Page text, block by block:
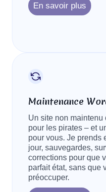
En savoir plus
Maintenance
Un site non
pour les pirates – et
pour vous. Je prends
jour, sauvegardes,
corrections pour que
parfait état, sans que
préoccuper.